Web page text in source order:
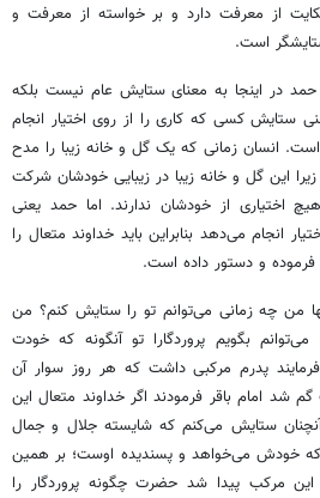
از معرفت دارد و بر خواسته از معرفت و
است.
حمد در اینجا به معنای ستایش عام نیست بلکه
ستایش کسی که کاری را از روی اختیار انجام
انسان زمانی که یک گل و خانه زیبا را مدح
این گل و خانه زیبا در زیبایی خودشان شرکت
اختیاری از خودشان ندارند. اماحمد یعنی
انجام می‌دهد بنابراین باید خداوند متعال را
و دستور داده است.
من چه زمانی می‌توانم تو را ستایش کنم؟ من
بگویم پروردگارا تو آنگونه که خودت
پدرم مرکبی داشت که هر روز سوار آن
شد امام باقر فرمودند اگر خداوند متعال این
ستایش می‌کنم که شایسته جلال و جمال
خودش می‌خواهد و پسندیده اوست؛ بر همین
مرکب پیدا شد حضرت چگونه پروردگار را